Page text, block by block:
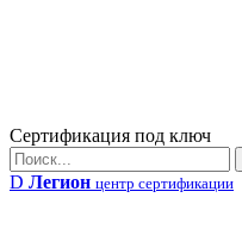
Бейдж
Сертификация под ключ
Поиск
D Легион центр сертификации